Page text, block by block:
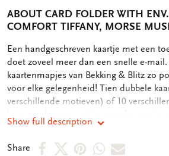
ABOUT CARD FOLDER WITH
COMFORT TIFFANY, MORSE
OMSCHRIJVING
Een handgeschreven kaartje met een
doet zoveel meer dan een snelle e-
kaartenmapjes van Bekking & Blitz zo
voor elke gelegenheid! Tien dubbele
verschillende motieven) of 10
kaartenmapje. Op de achterkant van het
verschillende motieven afgebeeld. Zo
Show full description
Share
ShareShareShareShareShare